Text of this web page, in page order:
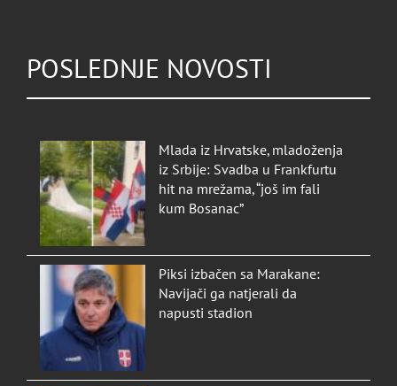
POSLEDNJE NOVOSTI
Mlada iz Hrvatske, mladoženja
iz Srbije: Svadba u Frankfurtu
hit na mrežama, “još im fali
kum Bosanac”
Piksi izbačen sa Marakane:
Navijači ga natjerali da
napusti stadion